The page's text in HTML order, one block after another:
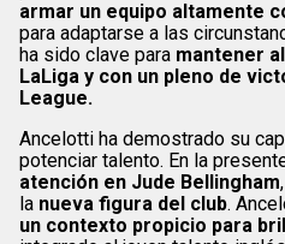
armar un equipo altamente
para adaptarse a las
ha sido clave para mantener
LaLiga y con un pleno de
League.
Ancelotti ha demostrado su
potenciar talento. En la
atención en Jude Bellingham
la nueva figura del club.
un contexto propicio para